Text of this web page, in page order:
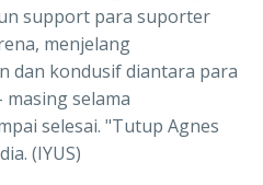
support para suporter
menjelang
dan kondusif diantara para
selama
selesai. "Tutup Agnes
(IYUS)